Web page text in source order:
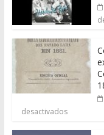
desactivados